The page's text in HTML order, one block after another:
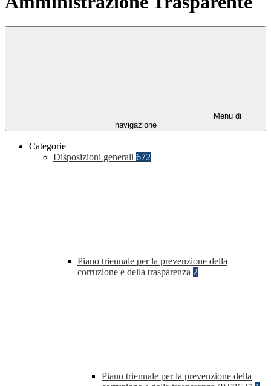
Menu di
navigazione
Categorie
Disposizioni generali 672
Piano triennale per la prevenzione della
corruzione e della trasparenza 2
Piano triennale per la prevenzione della